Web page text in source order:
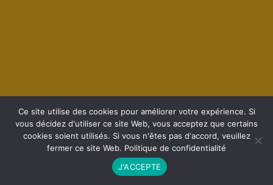
Ce site utilise des cookies pour améliorer votre expérience. Si
vous décidez d'utiliser ce site Web, vous acceptez que certains
cookies soient utilisés. Si vous n'êtes pas d'accord, veuillez
fermer ce site Web. Politique de confidentialité
J'ACCEPTE